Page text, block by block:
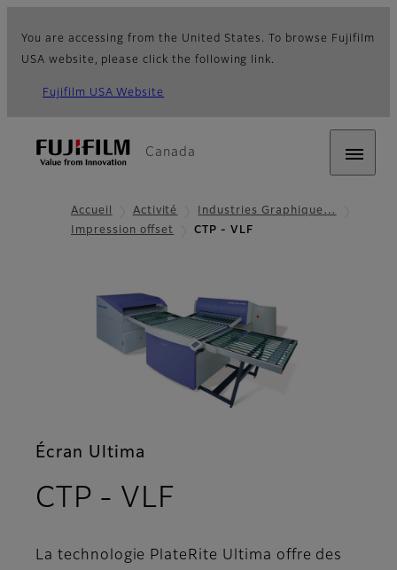
You are accessing from the United States. To browse Fujifilm
USA website, please click the following link.
Fujifilm USA Website
Canada
Accueil Activité
Industries Graphique…
Impression offset
CTP - VLF
Écran Ultima
CTP - VLF
La technologie PlateRite Ultima offre des